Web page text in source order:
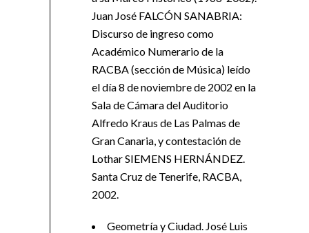
Juan José FALCÓN SANABRIA:
Discurso de ingreso como
Académico Numerario de la
RACBA (sección de Música) leído
el día 8 de noviembre de 2002 en la
Sala de Cámara del Auditorio
Alfredo Kraus de Las Palmas de
Gran Canaria, y contestación de
Lothar SIEMENS HERNÁNDEZ.
Santa Cruz de Tenerife, RACBA,
2002.
Geometría y Ciudad. José Luis